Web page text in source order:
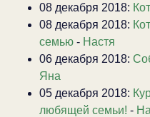
08 декабря 2018:
08 декабря 2018:
семью - Настя
06 декабря 2018:
Яна
05 декабря 2018:
любящей семьи! -